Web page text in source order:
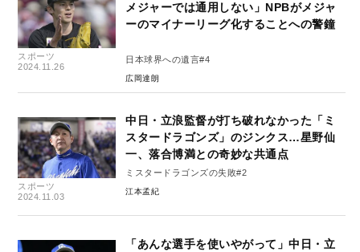
スポーツ
2024.11.26
メジャーでは通用しない」NPBがメジャ
ーのマイナーリーグ化することへの警鐘
日本球界への遺言#4
広岡達朗
スポーツ
2024.11.03
中日・立浪監督が打ち破れなかった「ミ
スタードラゴンズ」のジンクス…星野仙
一、落合博満との奇妙な共通点
ミスタードラゴンズの失敗#2
江本孟紀
「あんな選手を使いやがって」中日・立